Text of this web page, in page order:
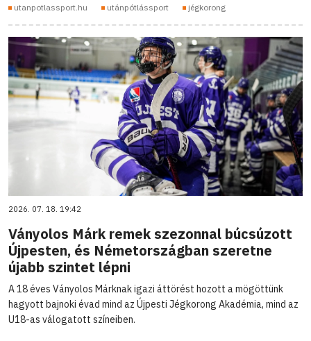
utanpotlassport.hu utánpótlássport jégkorong
2026. 07. 18. 19:42
Ványolos Márk remek szezonnal búcsúzott
Újpesten, és Németországban szeretne
újabb szintet lépni
A 18 éves Ványolos Márknak igazi áttörést hozott a mögöttünk
hagyott bajnoki évad mind az Újpesti Jégkorong Akadémia, mind az
U18-as válogatott színeiben.